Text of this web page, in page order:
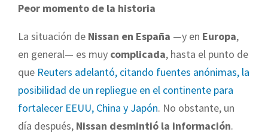
Peor momento de la historia
La situación de Nissan en España —y en Europa,
en general— es muy complicada, hasta el punto de
que Reuters adelantó, citando fuentes anónimas, la
posibilidad de un repliegue en el continente para
fortalecer EEUU, China y Japón. No obstante, un
día después, Nissan desmintió la información.